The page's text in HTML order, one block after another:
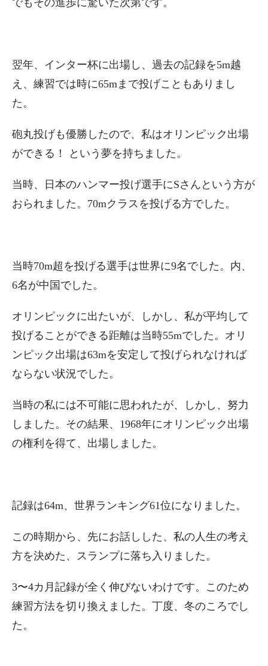
でもその進歩に驚いた次第です。
翌年、インター杯に出場し、過去の記録を5m越
え、練習では時に65mまで投げこともありまし
た。
砲丸投げも優勝したので、私はオリンピック出場
ができる！ という夢を持ちました。
当時、日本のハンマー投げ選手にSさんという方が
おられました。70mクラスを投げる方でした。
当時70m超を投げる選手は世界に9名でした。内、
6名が中国でした。
オリンピックに出たいが、しかし、私が平均して
投げることができる距離は当時55mでした。オリ
ンピック出場は63mを安定して投げられなければ
ならない状況でした。
当時の私には不可能に思われたが、しかし、努力
しました。その結果、1968年にオリンピック出場
の権利を得て、出場しました。
記録は64m、世界ランキング61位になりました。
この時期から、先にお話しした、私の人生の考え
方を決めた、スランプに落ち入りました。
3〜4カ月記録が全く伸びないわけです。このため
練習方法を切り換えました。丁度、冬のころでし
た。